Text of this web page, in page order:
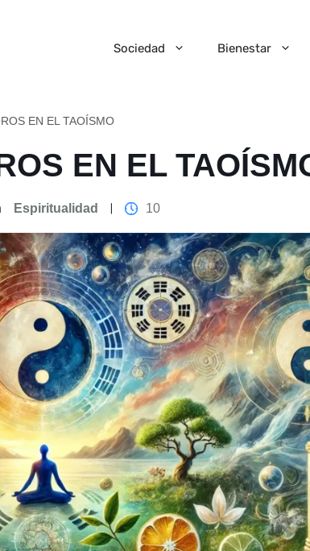
Sociedad Bienestar
EN EL TAOÍSMO
EN EL
Espiritualidad 10